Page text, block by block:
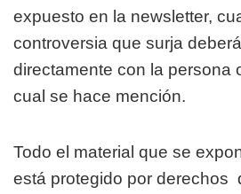
expuesto en la newsletter,
controversia que surja
directamente con la persona
cual se hace mención.
Todo el material que se
está protegido por derechos